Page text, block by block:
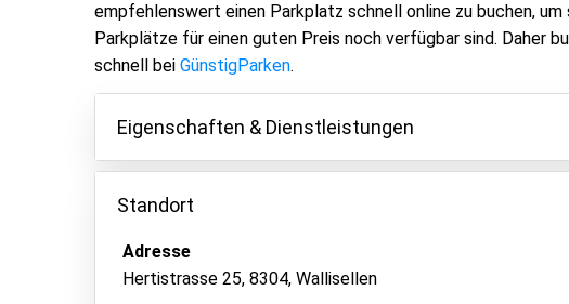
empfehlenswert einen Parkplatz schnell online zu buchen, um
Parkplätze für einen guten Preis noch verfügbar sind. Daher
schnell bei GünstigParken.
Eigenschaften & Dienstleistungen
Eigenschaften
Parken innen
Fahrzeugschlüssel behalten
Überwachtes Parken
Standort
Adresse
Hertistrasse 25, 8304, Wallisellen